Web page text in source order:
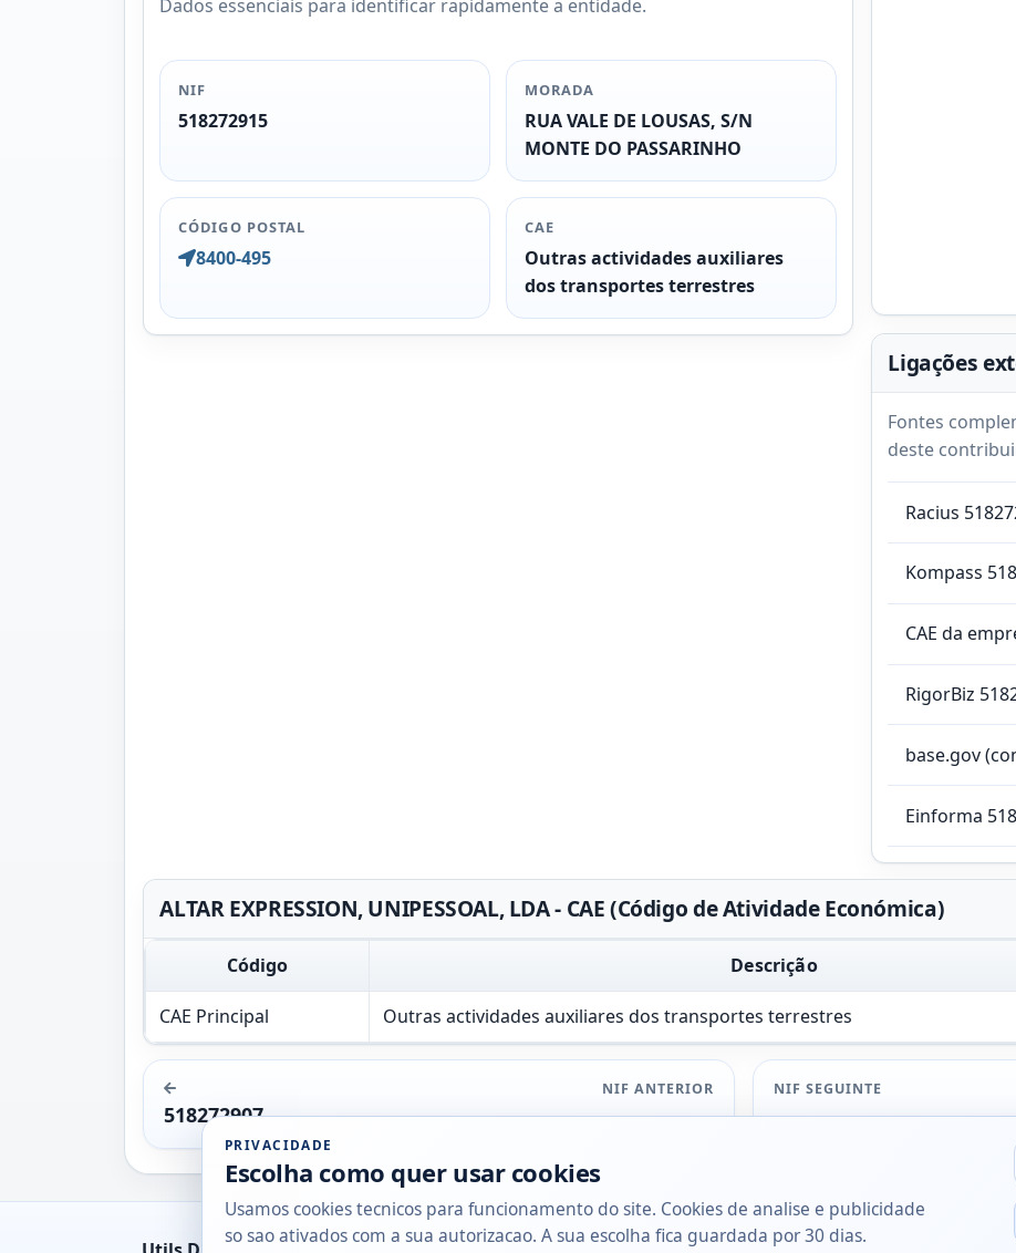
Dados essenciais para identificar rapidamente a entidade.
NIF
518272915
MORADA
RUA VALE DE LOUSAS, S/N
MONTE DO PASSARINHO
CÓDIGO POSTAL
8400-495
CAE
Outras actividades auxiliares
dos transportes terrestres
Ligações
Fontes
deste
Racius
Kompass
CAE da
RigorBiz
base.gov
Einforma
ALTAR EXPRESSION, UNIPESSOAL, LDA - CAE (Código de Atividade Económica)
Código Descrição
CAE Principal Outras actividades auxiliares dos transportes terrestres
NIF ANTERIOR
518272907
NIF SEGUINTE
PRIVACIDADE
Escolha como quer usar cookies
Usamos cookies tecnicos para funcionamento do site. Cookies de analise e publicidade
so sao ativados com a sua autorizacao. A sua escolha fica guardada por 30 dias.